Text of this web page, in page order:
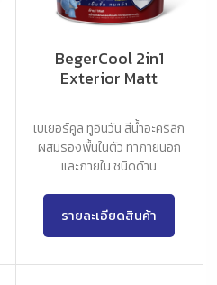
BegerCool 2in1
Exterior Matt
เบเยอร์คูล ทูอินวัน สีน้ำอะคริลิก
ผสมรองพื้นในตัว ทาภายนอก
และภายใน ชนิดด้าน
รายละเอียดสินค้า